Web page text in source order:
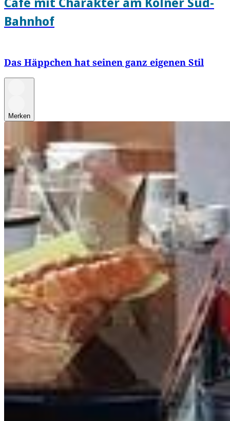
Bahnhof
Das Häppchen hat seinen ganz eigenen Stil
Merken